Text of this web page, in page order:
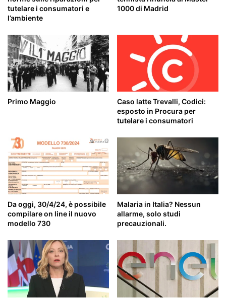
tutelare i consumatori e
l’ambiente
1000 di Madrid
Primo Maggio
Caso latte Trevalli, Codici:
esposto in Procura per
tutelare i consumatori
Da oggi, 30/4/24, è possibile
compilare on line il nuovo
modello 730
Malaria in Italia? Nessun
allarme, solo studi
precauzionali.